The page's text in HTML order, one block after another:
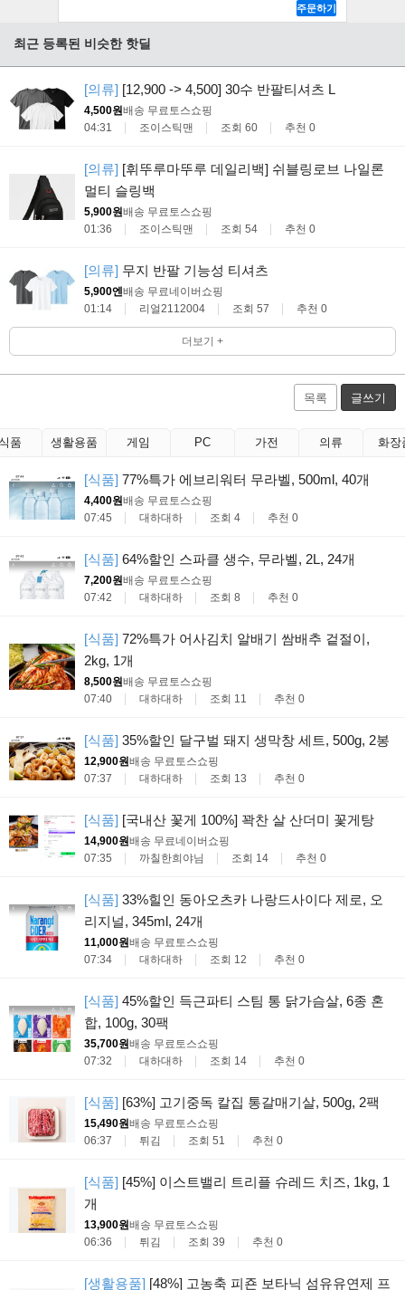
최근 등록된 비슷한 핫딜
[의류] [12,900 -> 4,500] 30수 반팔티셔츠 L
4,500원배송 무료토스쇼핑
04:31
조이스틱맨 조회 60 추천 0
[의류] [휘뚜루마뚜루 데일리백] 쉬블링로브 나일론
멀티 슬링백
5,900원배송 무료토스쇼핑
01:36
조이스틱맨 조회 54 추천 0
[의류] 무지 반팔 기능성 티셔츠
5,900엔배송 무료네이버쇼핑
01:14
리얼2112004 조회 57 추천 0
더보기 +
목록 글쓰기
품 생활용품 게임 PC 가전 의류 화장
[식품] 77%특가 에브리워터 무라벨, 500ml, 40개
4,400원배송 무료토스쇼핑
07:45
대하대하 조회 4 추천 0
[식품] 64%할인 스파클 생수, 무라벨, 2L, 24개
7,200원배송 무료토스쇼핑
07:42
대하대하 조회 8 추천 0
[식품] 72%특가 어사김치 알배기 쌈배추 겉절이,
2kg, 1개
8,500원배송 무료토스쇼핑
07:40
대하대하 조회 11 추천 0
[식품] 35%할인 달구벌 돼지 생막창 세트, 500g, 2봉
12,900원배송 무료토스쇼핑
07:37
대하대하 조회 13 추천 0
[식품] [국내산 꽃게 100%] 꽉찬 살 산더미 꽃게탕
14,900원배송 무료네이버쇼핑
07:35
까칠한희야님 조회 14 추천 0
[식품] 33%힐인 동아오츠카 나랑드사이다 제로, 오
리지널, 345ml, 24개
11,000원배송 무료토스쇼핑
07:34
대하대하 조회 12 추천 0
[식품] 45%할인 득근파티 스팀 통 닭가슴살, 6종 혼
합, 100g, 30팩
35,700원배송 무료토스쇼핑
07:32
대하대하 조회 14 추천 0
[식품] [63%] 고기중독 칼집 통갈매기살, 500g, 2팩
15,490원배송 무료토스쇼핑
06:37
튀김 조회 51 추천 0
[식품] [45%] 이스트밸리 트리플 슈레드 치즈, 1kg, 1
개
13,900원배송 무료토스쇼핑
06:36
튀김 조회 39 추천 0
[생활용품] [48%] 고농축 피죤 보타닉 섬유유연제 프